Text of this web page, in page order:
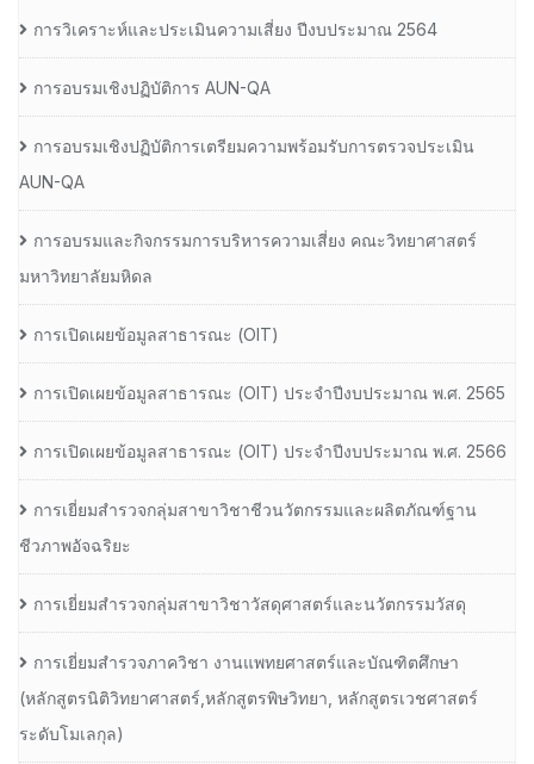
การวิเคราะห์และประเมินความเสี่ยง ปีงบประมาณ 2564
การอบรมเชิงปฏิบัติการ AUN-QA
การอบรมเชิงปฏิบัติการเตรียมความพร้อมรับการตรวจประเมิน
AUN-QA
การอบรมและกิจกรรมการบริหารความเสี่ยง คณะวิทยาศาสตร์
มหาวิทยาลัยมหิดล
การเปิดเผยข้อมูลสาธารณะ (OIT)
การเปิดเผยข้อมูลสาธารณะ (OIT) ประจำปีงบประมาณ พ.ศ. 2565
การเปิดเผยข้อมูลสาธารณะ (OIT) ประจำปีงบประมาณ พ.ศ. 2566
การเยี่ยมสำรวจกลุ่มสาขาวิชาชีวนวัตกรรมและผลิตภัณฑ์ฐาน
ชีวภาพอัจฉริยะ
การเยี่ยมสำรวจกลุ่มสาขาวิชาวัสดุศาสตร์และนวัตกรรมวัสดุ
การเยี่ยมสำรวจภาควิชา งานแพทยศาสตร์และบัณฑิตศึกษา
(หลักสูตรนิติวิทยาศาสตร์,หลักสูตรพิษวิทยา, หลักสูตรเวชศาสตร์
ระดับโมเลกุล)